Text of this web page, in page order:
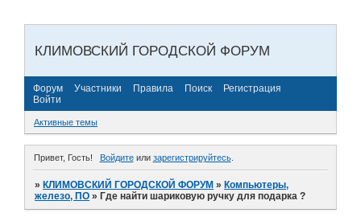
КЛИМОВСКИЙ ГОРОДСКОЙ ФОРУМ
Форум Участники Правила Поиск
Регистрация
Войти
Активные темы
Привет, Гость! Войдитеили зарегистрируйтесь.
»КЛИМОВСКИЙ ГОРОДСКОЙ ФОРУМ »Компьютеры,
железо, ПО »Где найти шариковую ручку для подарка ?